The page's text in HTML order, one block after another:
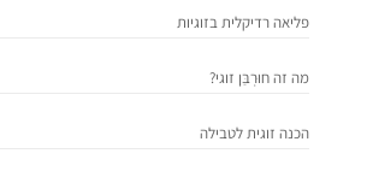
פליאה רדיקלית בזוגיות
מה זה חוּרְבַּן זוגי?
הכנה זוגית לטבילה